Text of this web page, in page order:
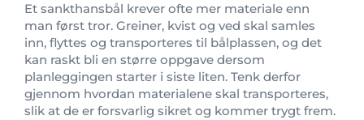
Et sankthansbål krever ofte mer materiale enn
man først tror. Greiner, kvist og ved skal samles
inn, flyttes og transporteres til bålplassen, og det
kan raskt bli en større oppgave dersom
planleggingen starter i siste liten. Tenk derfor
gjennom hvordan materialene skal transporteres,
slik at de er forsvarlig sikret og kommer trygt frem.